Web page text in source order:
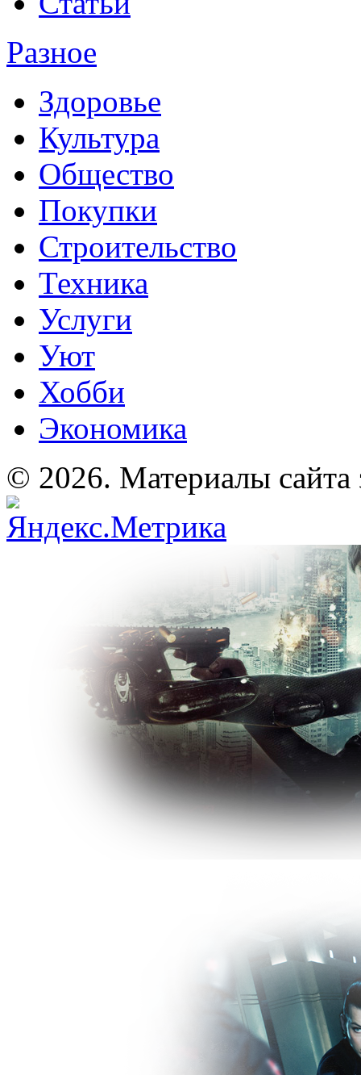
Разное
Здоровье
Культура
Общество
Покупки
Строительство
Техника
Услуги
Уют
Хобби
Экономика
© 2026. Материалы